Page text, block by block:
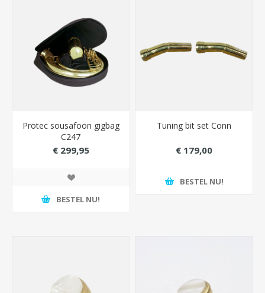
Protec sousafoon gigbag
C247
€ 299,95
BESTEL NU!
Tuning bit set Conn
€ 179,00
BESTEL NU!